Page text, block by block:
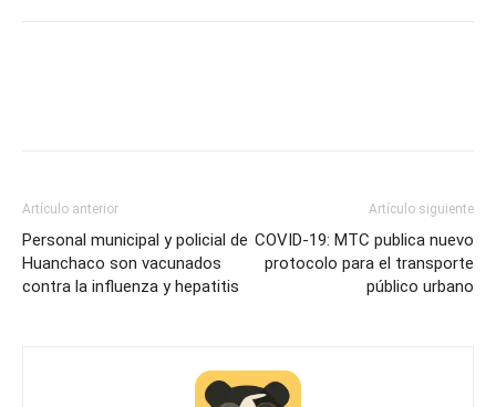
Artículo anterior
Personal municipal y policial de
Huanchaco son vacunados
contra la influenza y hepatitis
Artículo siguiente
COVID-19: MTC publica nuevo
protocolo para el transporte
público urbano